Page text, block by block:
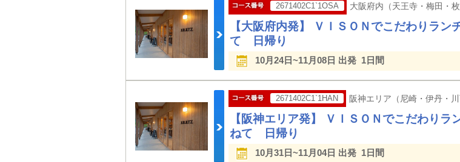
2671402C1`1OSA 大阪府内（天王寺・梅田・
【大阪府内発】 ＶＩＳＯＮでこだわりラ
て 日帰り
10月24日~11月08日 出発 1日間
2671402C1`1HAN 阪神エリア（尼崎・伊丹・
【阪神エリア発】 ＶＩＳＯＮでこだわり
ねて 日帰り
10月31日~11月04日 出発 1日間